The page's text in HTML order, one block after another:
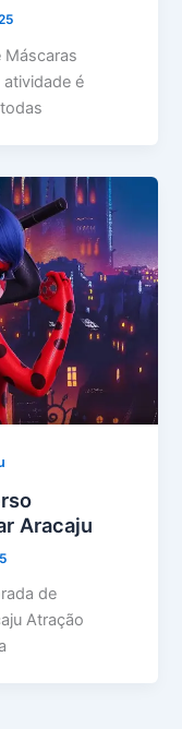
Máscaras
é
Aracaju
de
Atração